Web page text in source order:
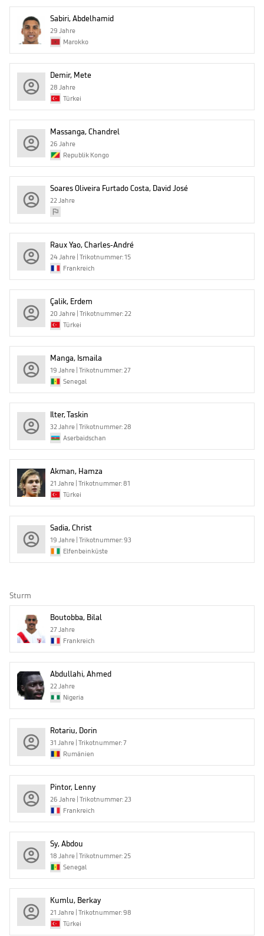
Sabiri, Abdelhamid
29 Jahre
Marokko
Demir, Mete
28 Jahre
Türkei
Massanga, Chandrel
26 Jahre
Republik Kongo
Soares Oliveira Furtado Costa, David José
22 Jahre
Raux Yao, Charles-André
24 Jahre | Trikotnummer: 15
Frankreich
Çalik, Erdem
20 Jahre | Trikotnummer: 22
Türkei
Manga, Ismaila
19 Jahre | Trikotnummer: 27
Senegal
Ilter, Taskin
32 Jahre | Trikotnummer: 28
Aserbaidschan
Akman, Hamza
21 Jahre | Trikotnummer: 81
Türkei
Sadia, Christ
19 Jahre | Trikotnummer: 93
Elfenbeinküste
Sturm
Boutobba, Bilal
27 Jahre
Frankreich
Abdullahi, Ahmed
22 Jahre
Nigeria
Rotariu, Dorin
31 Jahre | Trikotnummer: 7
Rumänien
Pintor, Lenny
26 Jahre | Trikotnummer: 23
Frankreich
Sy, Abdou
18 Jahre | Trikotnummer: 25
Senegal
Kumlu, Berkay
21 Jahre | Trikotnummer: 98
Türkei